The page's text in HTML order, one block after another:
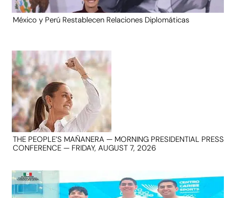
México y Perú Restablecen Relaciones Diplomáticas
THE PEOPLE’S MAÑANERA — MORNING PRESIDENTIAL PRESS
CONFERENCE — FRIDAY, AUGUST 7, 2026